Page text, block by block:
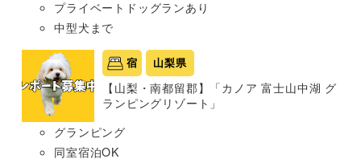
プライベートドッグランあり
中型犬まで
宿 山梨県
【山梨・南都留郡】「カノア 富士山中湖 グ
ランピングリゾート」
グランピング
同室宿泊OK